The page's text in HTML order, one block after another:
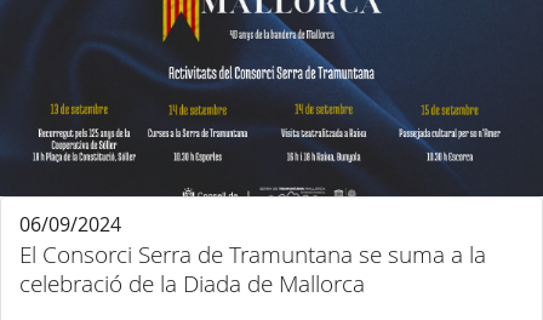
El Consorci Serra de Tramuntana se suma a la
celebració de la Diada de Mallorca
06/09/2024